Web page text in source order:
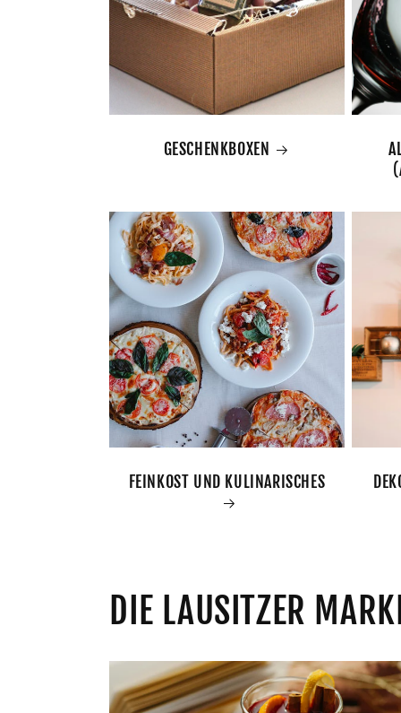
GESCHENKBOXEN
FEINKOST UND KULINARISCHES
DIE LAUSITZER